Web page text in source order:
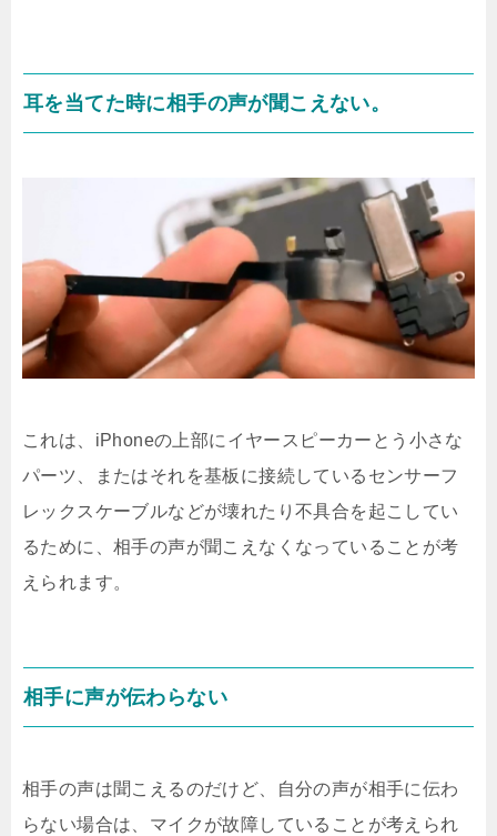
耳を当てた時に相手の声が聞こえない。
これは、iPhoneの上部にイヤースピーカーとう小さな
パーツ、またはそれを基板に接続しているセンサーフ
レックスケーブルなどが壊れたり不具合を起こしてい
るために、相手の声が聞こえなくなっていることが考
えられます。
相手に声が伝わらない
相手の声は聞こえるのだけど、自分の声が相手に伝わ
らない場合は、マイクが故障していることが考えられ